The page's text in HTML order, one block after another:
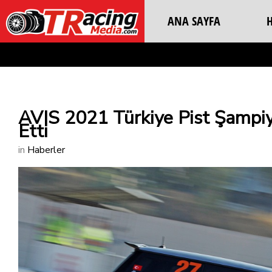
ANA SAYFA
AVIS 2021 Türkiye Pist
Etti
in Haberler